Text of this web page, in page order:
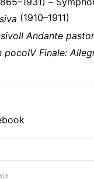
(1910–1911)
II Andante
pocoIV Finale: